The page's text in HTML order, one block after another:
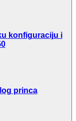
konfiguraciju i
princa